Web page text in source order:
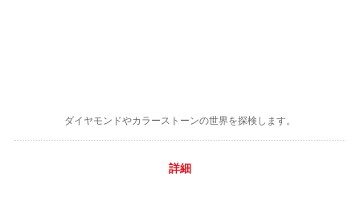
ダイヤモンドやカラーストーンの世界を探検します。
詳細